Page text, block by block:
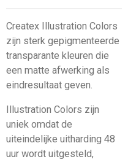
Createx Illustration Colors
zijn sterk gepigmenteerde
transparante kleuren die
een matte afwerking als
eindresultaat geven.
Illustration Colors zijn
uniek omdat de
uiteindelijke uitharding 48
uur wordt uitgesteld,